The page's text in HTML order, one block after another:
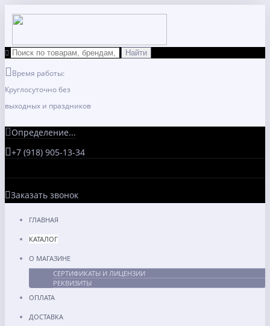
Время работы:
Круглосуточно без
выходных и праздников
Определение...
+7 (918) 905-13-34
Заказать звонок
ГЛАВНАЯ
КАТАЛОГ
О МАГАЗИНЕ
СЕРТИФИКАТЫ И ЛИЦЕНЗИИ
РЕКВИЗИТЫ
ОПЛАТА
ДОСТАВКА